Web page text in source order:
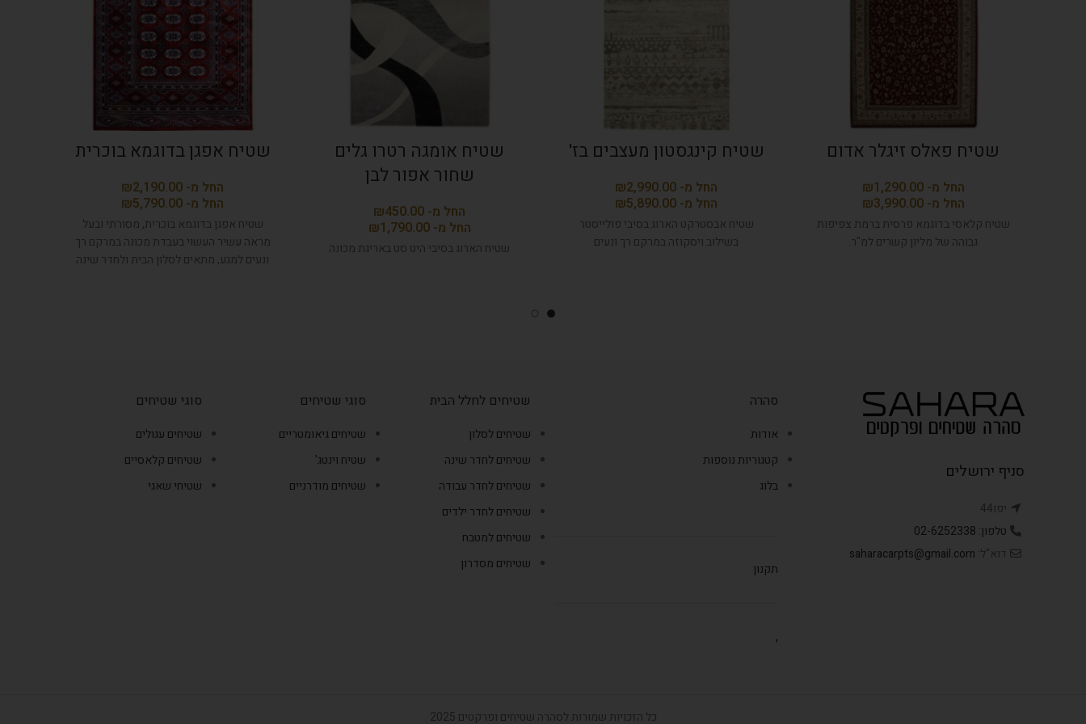
שטיח פאלס זיגלר אדום
₪
₪
שטיח קלאסי בדוגמא פרסית ברמת צפיפות
גבוהה של מליון קשרים למ"ר.
שטיח קינגסטון מעצבים בז'
₪
₪
שטיח אבסטרקט הארוג בסיבי פולייסטר
בשילוב ויסקוזה במרקם רך ונעים
שטיח אומגה רטרו גלים
שחור אפור לבן
₪
₪
שטיח הארוג בסיבי היט סט באריגת מכונה
שטיח אפגן בדוגמא בוכרית
₪
₪
שטיח אפגן בדוגמא בוכרית, מסורתי ובעל
מראה עשיר העשוי בעבדת מכונה במרקם רך
ונעים למגע, מתאים לסלון הבית ולחדר שינה
סניף ירושלים
יפו44
טלפון: 02-6252338
דוא"ל: saharacarpts@gmail.com
סהרה
אודות
קטגוריות נוספות
בלוג
תקנון
,
שטיחים לחלל הבית
שטיחים לסלון
שטיחים לחדר שינה
שטיחים לחדר עבודה
שטיחים לחדר ילדים
שטיחים למטבח
שטיחים מסדרון
סוגי שטיחים
שטיחים גיאומטריים
שטיח וינטג'
שטיחים מודרניים
סוגי שטיחים
שטיחים עגולים
שטיחים קלאסיים
שטיחי שאגי
כל הזכויות שמורות לסהרה שטיחים ופרקטים 2025